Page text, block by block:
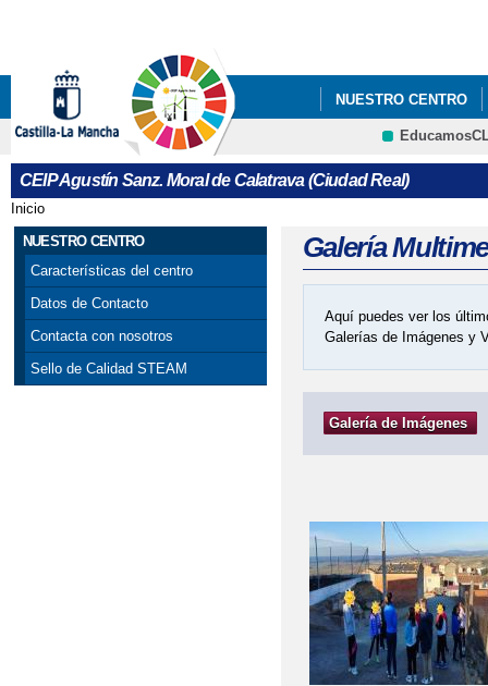
NUESTRO CENTRO
COMEDOR ESCOLAR
CRFP
CEIP Agustín Sanz. Moral de Calatrava (Ciudad Real)
Se encuentra usted aquí
Inicio
NUESTRO CENTRO
Características del centro
Datos de Contacto
Contacta con nosotros
Sello de Calidad STEAM
Galería
Aquí puedes ver los
Galerías de Imágenes y
Galería de Imágenes